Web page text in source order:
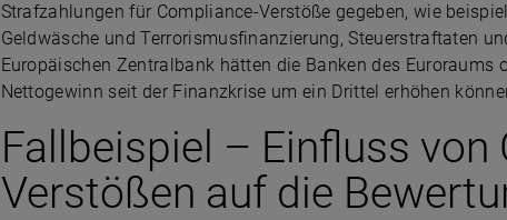
Strafzahlungen für Compliance-Verstöße gegeben, wie
Geldwäsche und Terrorismusfinanzierung, Steuerstraftaten
Europäischen Zentralbank hätten die Banken des Euroraums
Nettogewinn seit der Finanzkrise um ein Drittel erhöhen
Fallbeispiel – Einfluss von
Verstößen auf die